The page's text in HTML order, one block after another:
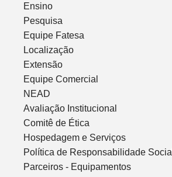
Ensino
Pesquisa
Equipe Fatesa
Localização
Extensão
Equipe Comercial
NEAD
Avaliação Institucional
Comitê de Ética
Hospedagem e Serviços
Política de Responsabilidade Social
Parceiros - Equipamentos